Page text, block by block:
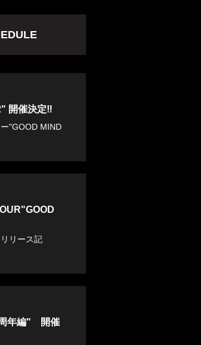
開催決定‼︎
"GOOD MIND
リース記
周年編" 開催